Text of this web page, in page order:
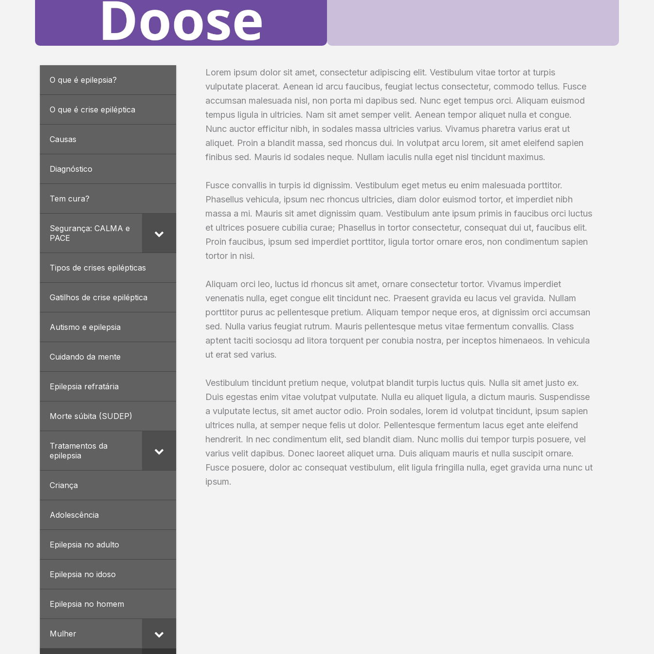
O que é epilepsia?
O que é crise epiléptica
Causas
Diagnóstico
Tem cura?
Segurança: CALMA e
PACE
Tipos de crises epilépticas
Gatilhos de crise epiléptica
Autismo e epilepsia
Cuidando da mente
Epilepsia refratária
Morte súbita (SUDEP)
Tratamentos da
epilepsia
Criança
Adolescência
Epilepsia no adulto
Epilepsia no idoso
Epilepsia no homem
Mulher
Lorem ipsum dolor sit amet, consectetur adipiscing elit. Vestibulum vitae tortor at turpis
vulputate placerat. Aenean id arcu faucibus, feugiat lectus consectetur, commodo tellus. Fusce
accumsan malesuada nisl, non porta mi dapibus sed. Nunc eget tempus orci. Aliquam euismod
tempus ligula in ultricies. Nam sit amet semper velit. Aenean tempor aliquet nulla et congue.
Nunc auctor efficitur nibh, in sodales massa ultricies varius. Vivamus pharetra varius erat ut
aliquet. Proin a blandit massa, sed rhoncus dui. In volutpat arcu lorem, sit amet eleifend sapien
finibus sed. Mauris id sodales neque. Nullam iaculis nulla eget nisl tincidunt maximus.
Fusce convallis in turpis id dignissim. Vestibulum eget metus eu enim malesuada porttitor.
Phasellus vehicula, ipsum nec rhoncus ultricies, diam dolor euismod tortor, et imperdiet nibh
massa a mi. Mauris sit amet dignissim quam. Vestibulum ante ipsum primis in faucibus orci luctus
et ultrices posuere cubilia curae; Phasellus in tortor consectetur, consequat dui ut, faucibus elit.
Proin faucibus, ipsum sed imperdiet porttitor, ligula tortor ornare eros, non condimentum sapien
tortor in nisi.
Aliquam orci leo, luctus id rhoncus sit amet, ornare consectetur tortor. Vivamus imperdiet
venenatis nulla, eget congue elit tincidunt nec. Praesent gravida eu lacus vel gravida. Nullam
porttitor purus ac pellentesque pretium. Aliquam tempor neque eros, at dignissim orci accumsan
sed. Nulla varius feugiat rutrum. Mauris pellentesque metus vitae fermentum convallis. Class
aptent taciti sociosqu ad litora torquent per conubia nostra, per inceptos himenaeos. In vehicula
ut erat sed varius.
Vestibulum tincidunt pretium neque, volutpat blandit turpis luctus quis. Nulla sit amet justo ex.
Duis egestas enim vitae volutpat vulputate. Nulla eu aliquet ligula, a dictum mauris. Suspendisse
a vulputate lectus, sit amet auctor odio. Proin sodales, lorem id volutpat tincidunt, ipsum sapien
ultrices nulla, at semper neque felis ut dolor. Pellentesque fermentum lacus eget ante eleifend
hendrerit. In nec condimentum elit, sed blandit diam. Nunc mollis dui tempor turpis posuere, vel
varius velit dapibus. Donec laoreet aliquet urna. Duis aliquam mauris et nulla suscipit ornare.
Fusce posuere, dolor ac consequat vestibulum, elit ligula fringilla nulla, eget gravida urna nunc ut
ipsum.